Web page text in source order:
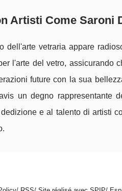
Artisti Come Saroni
dell'arte vetraria appare
l'arte del vetro, assicurando
future con la sua
un degno rappresentante
e al talento di artisti